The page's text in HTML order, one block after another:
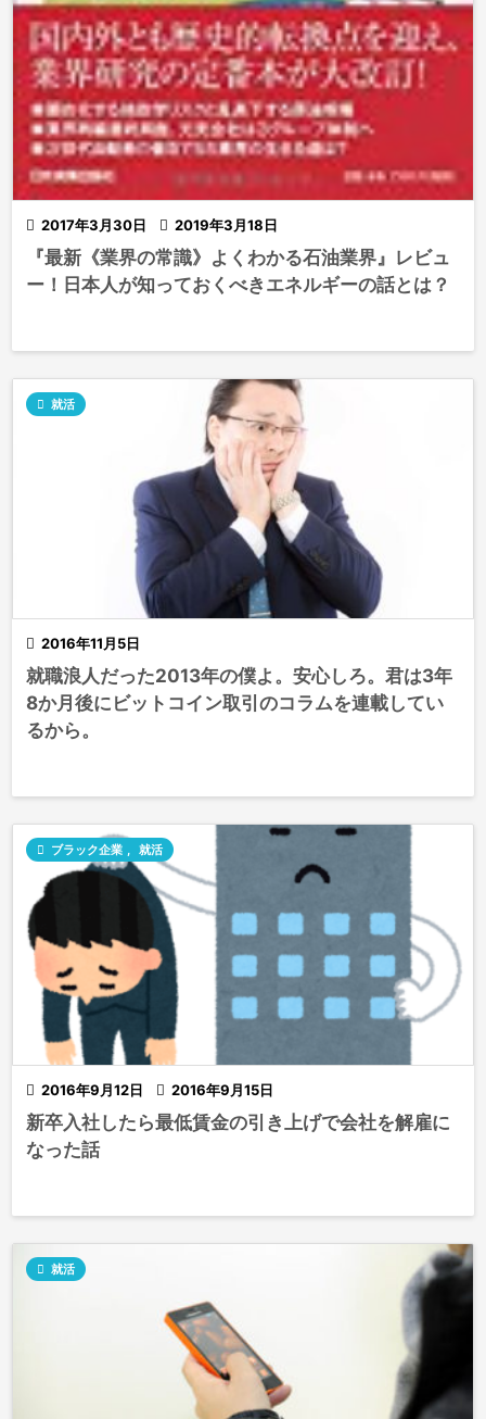
 2017年3月30日  2019年3月18日
『最新《業界の常識》よくわかる石油業界』レビュ
ー！日本人が知っておくべきエネルギーの話とは？
 2016年11月5日
 就活
就職浪人だった2013年の僕よ。安心しろ。君は3年
8か月後にビットコイン取引のコラムを連載してい
るから。
 2016年9月12日  2016年9月15日
 ブラック企業 , 就活
新卒入社したら最低賃金の引き上げで会社を解雇に
なった話
 就活